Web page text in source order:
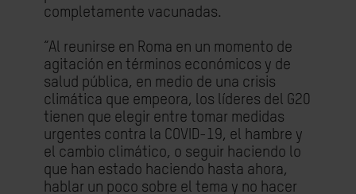
completamente vacunadas.
“Al reunirse en Roma en un momento de
agitación en términos económicos y de
salud pública, en medio de una crisis
climática que empeora, los líderes del G20
tienen que elegir entre tomar medidas
urgentes contra la COVID-19, el hambre y
el cambio climático, o seguir haciendo lo
que han estado haciendo hasta ahora,
hablar un poco sobre el tema y no hacer